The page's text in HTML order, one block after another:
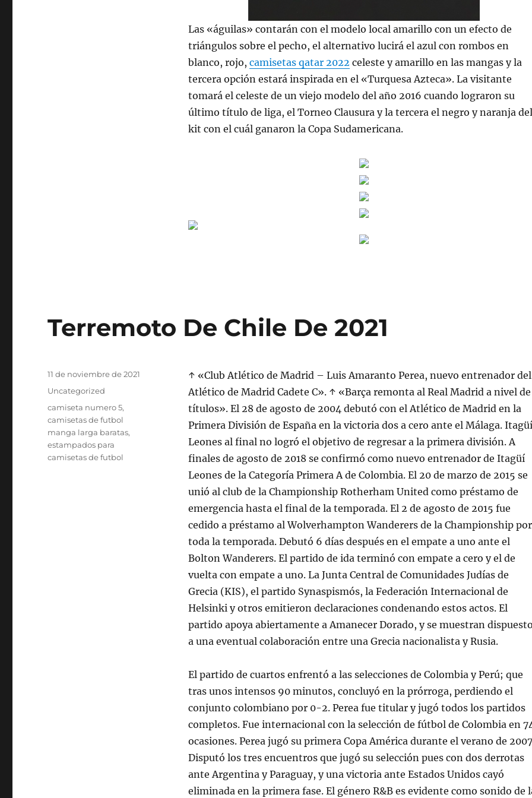
Las «águilas» contarán con el modelo local amarillo con un efecto de
triángulos sobre el pecho, el alternativo lucirá el azul con rombos en
blanco, rojo, camisetas qatar 2022 celeste y amarillo en las mangas y la
tercera opción estará inspirada en el «Turquesa Azteca». La visitante
tomará el celeste de un viejo modelo del año 2016 cuando lograron su
último título de liga, el Torneo Clausura y la tercera el negro y naranja del
kit con el cuál ganaron la Copa Sudamericana.
Terremoto De Chile De 2021
↑ «Club Atlético de Madrid – Luis Amaranto Perea, nuevo entrenador del
Atlético de Madrid Cadete C». ↑ «Barça remonta al Real Madrid a nivel de
títulos». El 28 de agosto de 2004 debutó con el Atlético de Madrid en la
Primera División de España en la victoria dos a cero ante el Málaga. Itagüí
Leones al final no logró el objetivo de regresar a la primera división. A
finales de agosto de 2018 se confirmó como nuevo entrenador de Itagüí
Leones de la Categoría Primera A de Colombia. El 20 de marzo de 2015 se
unió al club de la Championship Rotherham United como préstamo de
emergencia hasta el final de la temporada. El 2 de agosto de 2015 fue
cedido a préstamo al Wolverhampton Wanderers de la Championship por
toda la temporada. Debutó 6 días después en el empate a uno ante el
Bolton Wanderers. El partido de ida terminó con empate a cero y el de
vuelta con empate a uno. La Junta Central de Comunidades Judías de
Grecia (KIS), el partido Synaspismós, la Federación Internacional de
Helsinki y otros emitieron declaraciones condenando estos actos. El
partido apoya abiertamente a Amanecer Dorado, y se muestran
a una eventual colaboración entre una Grecia nacionalista y Rusia.
El partido de cuartos enfrentó a las selecciones de Colombia y Perú; que
tras unos intensos 90 minutos, concluyó en la prórroga, perdiendo el
conjunto colombiano por 0-2. Perea fue titular y jugó todos los partidos
completos. Fue internacional con la selección de fútbol de Colombia en
ocasiones. Perea jugó su primera Copa América durante el verano de
Disputó los tres encuentros que jugó su selección pues con dos derrotas
ante Argentina y Paraguay, y una victoria ante Estados Unidos cayó
eliminada en la primera fase. El género R&B es evidente como sonido de
Publicado
11 de noviembre de 2021
Categorías
Uncategorized
Etiquetas
camiseta numero 5,
camisetas de futbol
manga larga baratas,
estampados para
camisetas de futbol